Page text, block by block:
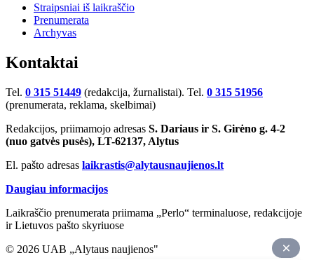
Straipsniai iš laikraščio
Prenumerata
Archyvas
Kontaktai
Tel. 0 315 51449 (redakcija, žurnalistai). Tel. 0 315 51956
(prenumerata, reklama, skelbimai)
Redakcijos, priimamojo adresas S. Dariaus ir S. Girėno g. 4-2
(nuo gatvės pusės), LT-62137, Alytus
El. pašto adresas laikrastis@alytausnaujienos.lt
Daugiau informacijos
Laikraščio prenumerata priimama „Perlo“ terminaluose, redakcijoje
ir Lietuvos pašto skyriuose
© 2026 UAB „Alytaus naujienos"